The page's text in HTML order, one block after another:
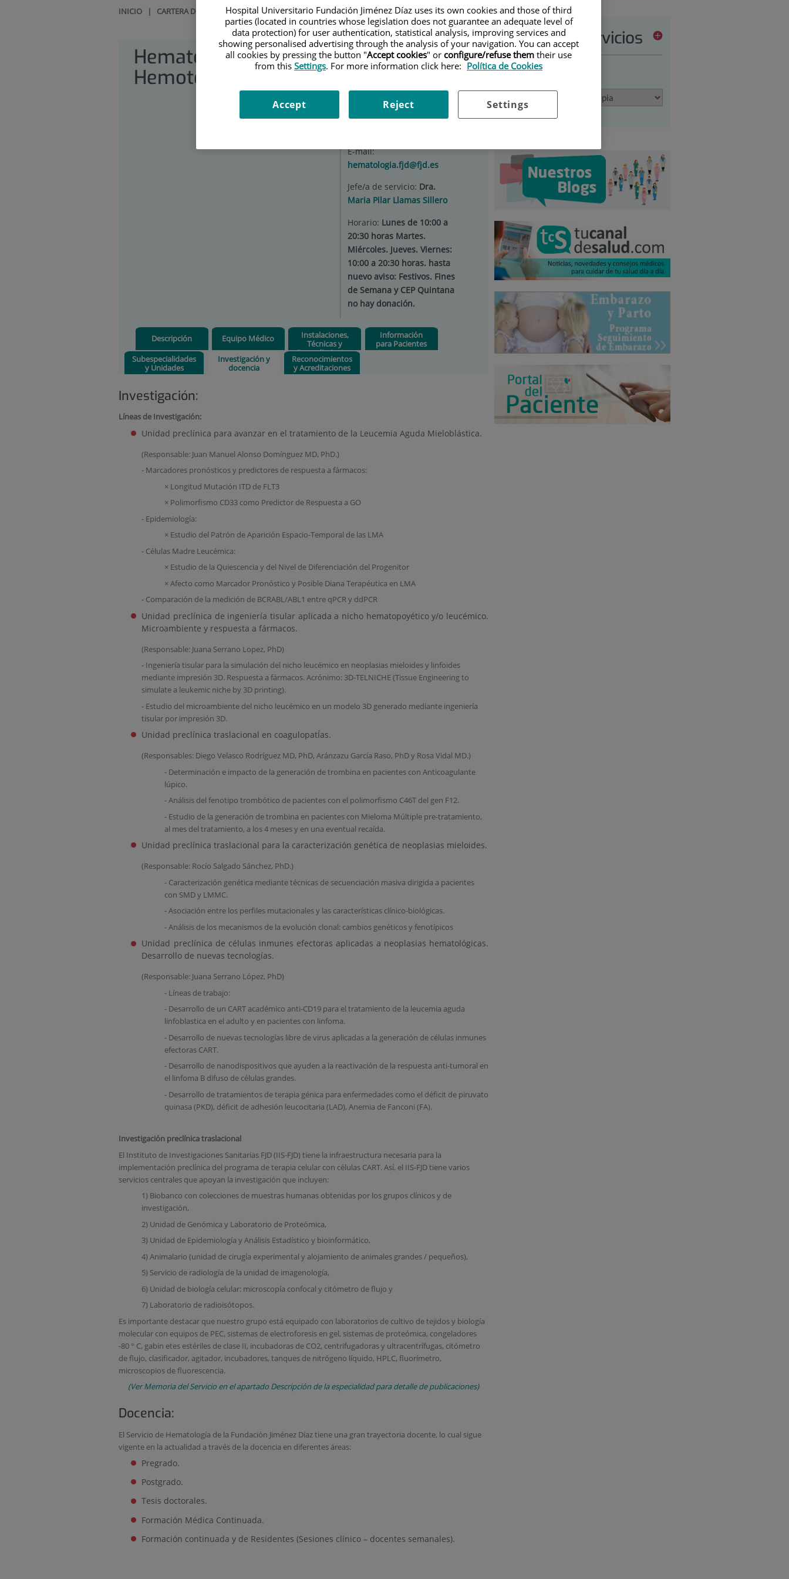
INICIO | CARTERA DE SERVICIOS|HEMATOLOGÍA Y HEMOTERAPIA|INVESTIGACIÓN Y DOCENCIA
Hematología y
Hemoterapia
Situación:Desde dentro
del hospital Planta -1,
calle, se tendrá acceso
justo detrás de la carpa.
E-mail:
hematologia.fjd@fjd.es
Jefe/a de servicio: Dra.
Maria Pilar Llamas Sillero
Horario: Lunes de 10:00 a
20:30 horas Martes.
Miércoles. Jueves. Viernes:
10:00 a 20:30 horas. hasta
nuevo aviso: Festivos. Fines
de Semana y CEP Quintana
no hay donación.
Descripción Equipo Médico
Instalaciones,
Técnicas y
Procedimientos
Información
para Pacientes
Subespecialidades
y Unidades
Investigación y
docencia
Reconocimientos
y Acreditaciones
Investigación:
Líneas de Investigación:
Unidad preclínica para avanzar en el tratamiento de la Leucemia Aguda Mieloblástica.
(Responsable: Juan Manuel Alonso Domínguez MD, PhD.)
- Marcadores pronósticos y predictores de respuesta a fármacos:
× Longitud Mutación ITD de FLT3
× Polimorfismo CD33 como Predictor de Respuesta a GO
- Epidemiología:
× Estudio del Patrón de Aparición Espacio-Temporal de las LMA
- Células Madre Leucémica:
× Estudio de la Quiescencia y del Nivel de Diferenciación del Progenitor
× Afecto como Marcador Pronóstico y Posible Diana Terapéutica en LMA
- Comparación de la medición de BCRABL/ABL1 entre qPCR y ddPCR
Unidad preclínica de ingeniería tisular aplicada a nicho hematopoyético y/o leucémico.
Microambiente y respuesta a fármacos.
(Responsable: Juana Serrano Lopez, PhD)
- Ingeniería tisular para la simulación del nicho leucémico en neoplasias mieloides y linfoides
mediante impresión 3D. Respuesta a fármacos. Acrónimo: 3D-TELNICHE (Tissue Engineering to
simulate a leukemic niche by 3D printing).
- Estudio del microambiente del nicho leucémico en un modelo 3D generado mediante ingeniería
tisular por impresión 3D.
Unidad preclínica traslacional en coagulopatÍas.
(Responsables: Diego Velasco Rodríguez MD, PhD, Aránzazu García Raso, PhD y Rosa Vidal MD.)
- Determinación e impacto de la generación de trombina en pacientes con Anticoagulante
lúpico.
- Análisis del fenotipo trombótico de pacientes con el polimorfismo C46T del gen F12.
- Estudio de la generación de trombina en pacientes con Mieloma Múltiple pre-tratamiento,
al mes del tratamiento, a los 4 meses y en una eventual recaída.
Unidad preclínica traslacional para la caracterización genética de neoplasias mieloides.
(Responsable: Rocío Salgado Sánchez, PhD.)
- Caracterización genética mediante técnicas de secuenciación masiva dirigida a pacientes
con SMD y LMMC.
- Asociación entre los perfiles mutacionales y las características clínico-biológicas.
- Análisis de los mecanismos de la evolución clonal: cambios genéticos y fenotípicos
Unidad preclínica de células inmunes efectoras aplicadas a neoplasias hematológicas.
Desarrollo de nuevas tecnologías.
(Responsable: Juana Serrano López, PhD)
- Líneas de trabajo:
- Desarrollo de un CART académico anti-CD19 para el tratamiento de la leucemia aguda
linfoblastica en el adulto y en pacientes con linfoma.
- Desarrollo de nuevas tecnologías libre de virus aplicadas a la generación de células inmunes
efectoras CART.
- Desarrollo de nanodispositivos que ayuden a la reactivación de la respuesta anti-tumoral en
el linfoma B difuso de células grandes.
- Desarrollo de tratamientos de terapia génica para enfermedades como el déficit de piruvato
quinasa (PKD), déficit de adhesión leucocitaria (LAD), Anemia de Fanconi (FA).
Investigación preclínica traslacional
El Instituto de Investigaciones Sanitarias FJD (IIS-FJD) tiene la infraestructura necesaria para la
implementación preclínica del programa de terapia celular con células CART. Así, el IIS-FJD tiene varios
servicios centrales que apoyan la investigación que incluyen:
1) Biobanco con colecciones de muestras humanas obtenidas por los grupos clínicos y de
investigación,
2) Unidad de Genómica y Laboratorio de Proteómica,
3) Unidad de Epidemiología y Análisis Estadístico y bioinformático,
4) Animalario (unidad de cirugía experimental y alojamiento de animales grandes / pequeños),
5) Servicio de radiología de la unidad de imagenología,
6) Unidad de biología celular: microscopía confocal y citómetro de flujo y
7) Laboratorio de radioisótopos.
Es importante destacar que nuestro grupo está equipado con laboratorios de cultivo de tejidos y biología
molecular con equipos de PEC, sistemas de electroforesis en gel, sistemas de proteómica, congeladores
-80 ° C, gabin etes estériles de clase II, incubadoras de CO2, centrifugadoras y ultracentrífugas, citómetro
de flujo, clasificador, agitador, incubadores, tanques de nitrógeno líquido, HPLC, fluorímetro,
microscopios de fluorescencia.
(Ver Memoria del Servicio en el apartado Descripción de la especialidad para detalle de publicaciones)
Docencia:
El Servicio de Hematología de la Fundación Jiménez Díaz tiene una gran trayectoria docente, lo cual sigue
vigente en la actualidad a través de la docencia en diferentes áreas:
Pregrado.
Postgrado.
Tesis doctorales.
Formación Médica Continuada.
Formación continuada y de Residentes (Sesiones clínico – docentes semanales).
Cartera de servicios
Hospital Universitario Fundación Jiménez Díaz uses its own cookies and those of third
parties (located in countries whose legislation does not guarantee an adequate level of
data protection) for user authentication, statistical analysis, improving services and
showing personalised advertising through the analysis of your navigation. You can accept
all cookies by pressing the button "Accept cookies" or configure/refuse them their use
from this Settings. For more information click here: Política de Cookies
Settings
Reject
Accept